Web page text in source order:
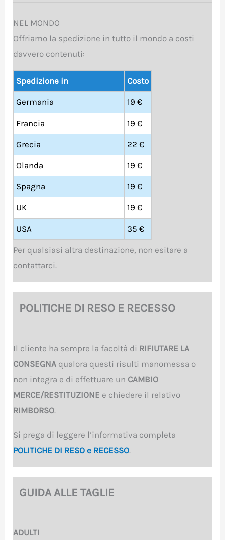
NEL MONDO
Offriamo la spedizione in tutto il mondo a costi
davvero contenuti:
Spedizione in Costo
Germania 19 €
Francia 19 €
Grecia 22 €
Olanda 19 €
Spagna 19 €
UK 19 €
USA 35 €
Per qualsiasi altra destinazione, non esitare a
contattarci.
POLITICHE DI RESO E RECESSO
Il cliente ha sempre la facoltà di RIFIUTARE LA
CONSEGNA qualora questi risulti manomessa o
non integra e di effettuare un CAMBIO
MERCE/RESTITUZIONE e chiedere il relativo
RIMBORSO.
Si prega di leggere l’informativa completa
POLITICHE DI RESO e RECESSO.
GUIDA ALLE TAGLIE
ADULTI